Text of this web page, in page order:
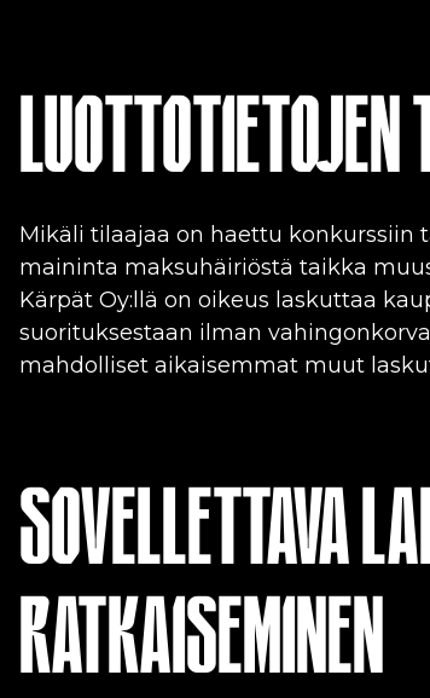
Mikäli tilaajaa on haettu konkurssiin
maininta maksuhäiriöstä taikka
Kärpät Oy:llä on oikeus laskuttaa
suorituksestaan ilman
mahdolliset aikaisemmat muut
SOVELLETTAVA
RATKAISEMINEN